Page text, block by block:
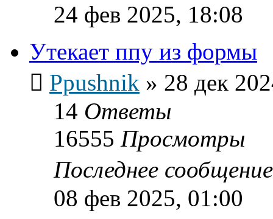
24 фев 2025, 18:08
Утекает ппу из формы
Ppushnik » 28 дек
14 Ответы
16555 Просмотры
Последнее
08 фев 2025, 01:00